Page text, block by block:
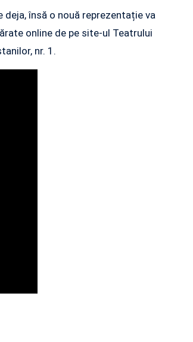
însă o nouă reprezentație va
online de pe site-ul Teatrului
nr. 1.